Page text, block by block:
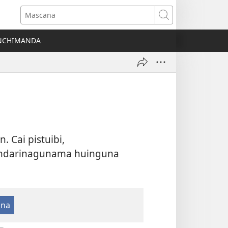
Mascana
Cai pistuibi,
huinguna